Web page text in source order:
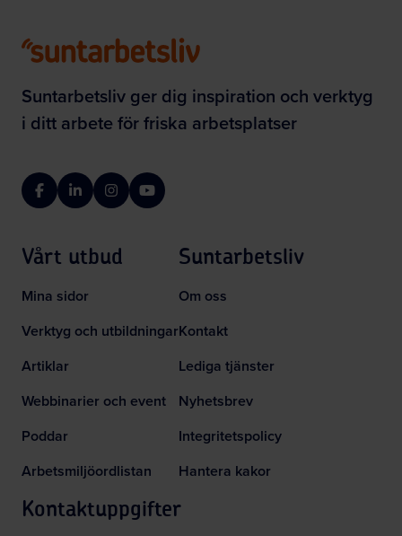
Suntarbetsliv ger dig inspiration och verktyg
i ditt arbete för friska arbetsplatser
FacebookLinkedInInstagramYouTube
Vårt utbud
Mina sidor
Verktyg och utbildningar
Artiklar
Webbinarier och event
Poddar
Arbetsmiljöordlistan
Suntarbetsliv
Om oss
Kontakt
Lediga tjänster
Nyhetsbrev
Integritetspolicy
Hantera kakor
Kontaktuppgifter